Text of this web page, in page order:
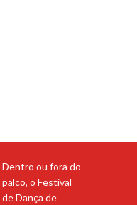
Dentro ou fora do
palco, o Festival
de Dança de